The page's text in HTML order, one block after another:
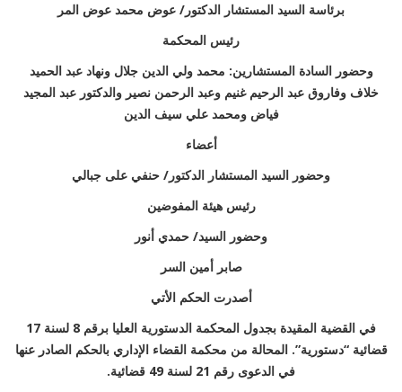
برئاسة السيد المستشار الدكتور/ عوض محمد عوض المر
رئيس المحكمة
وحضور السادة المستشارين: محمد ولي الدين جلال ونهاد عبد الحميد
خلاف وفاروق عبد الرحيم غنيم وعبد الرحمن نصير والدكتور عبد المجيد
فياض ومحمد علي سيف الدين
أعضاء
وحضور السيد المستشار الدكتور/ حنفي على جبالي
رئيس هيئة المفوضين
وحضور السيد/ حمدي أنور
صابر أمين السر
أصدرت الحكم الأتي
في القضية المقيدة بجدول المحكمة الدستورية العليا برقم 8 لسنة 17
قضائية “دستورية”. المحالة من محكمة القضاء الإداري بالحكم الصادر عنها
في الدعوى رقم 21 لسنة 49 قضائية.